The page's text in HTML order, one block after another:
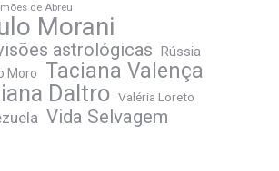
de Abreu
Morani
astrológicas Rússia
Moro Taciana Valença
Daltro Valéria Loreto
Vida Selvagem